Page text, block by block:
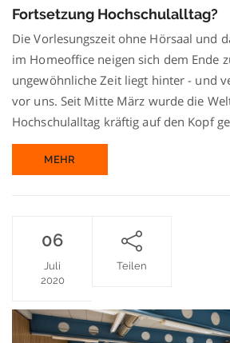
Fortsetzung Hochschulalltag?
Die Vorlesungszeit ohne Hörsaal und
im Homeoffice neigen sich dem Ende
ungewöhnliche Zeit liegt hinter - und
vor uns. Seit Mitte März wurde die
Hochschulalltag kräftig auf den Kopf
MEHR
06
Juli
2020
Teilen